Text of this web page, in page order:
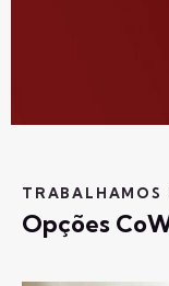
TRABALHAMOS
Opções